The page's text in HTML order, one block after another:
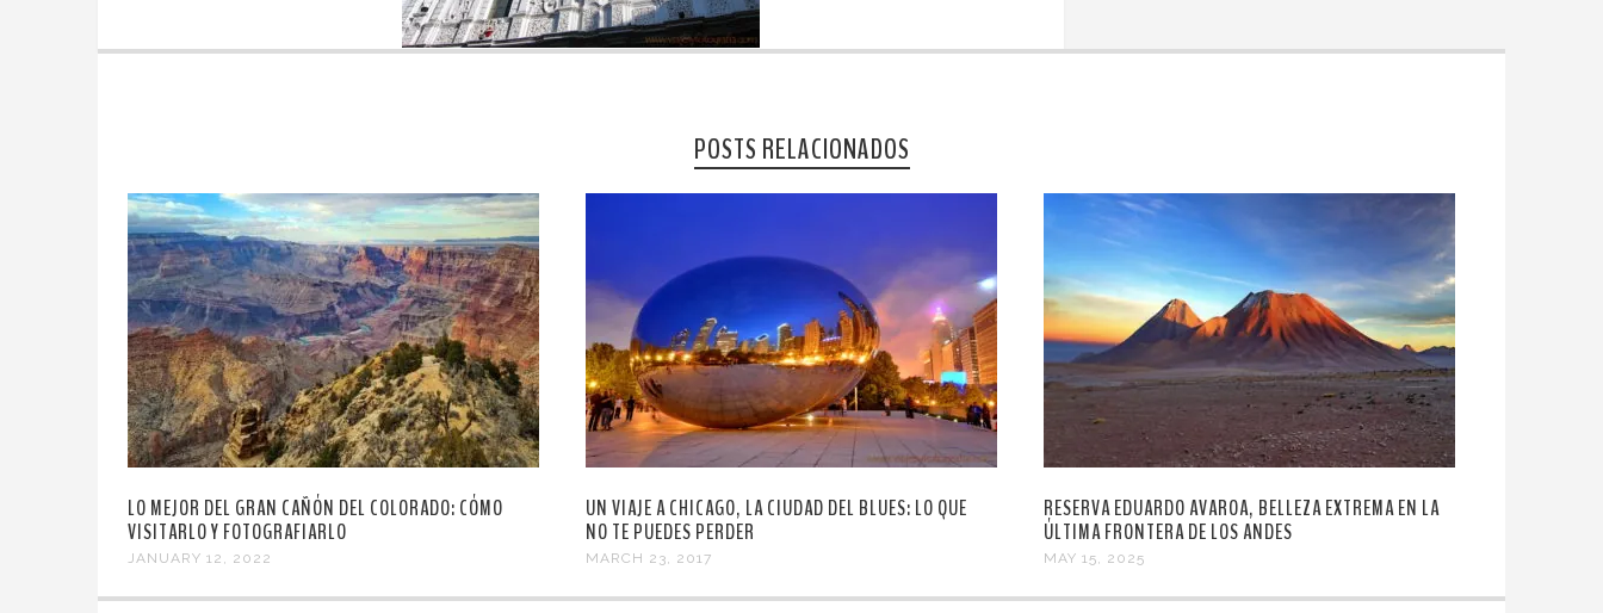
POSTS RELACIONADOS
LO MEJOR DEL GRAN CAÑÓN DEL COLORADO: CÓMO
VISITARLO Y FOTOGRAFIARLO
JANUARY 12, 2022
UN VIAJE A CHICAGO, LA CIUDAD DEL BLUES: LO QUE
NO TE PUEDES PERDER
MARCH 23, 2017
RESERVA EDUARDO AVAROA, BELLEZA EXTREMA EN LA
ÚLTIMA FRONTERA DE LOS ANDES
MAY 15, 2025